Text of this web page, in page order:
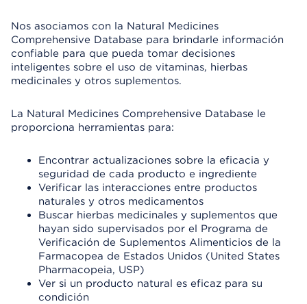
Nos asociamos con la Natural Medicines
Comprehensive Database para brindarle información
confiable para que pueda tomar decisiones
inteligentes sobre el uso de vitaminas, hierbas
medicinales y otros suplementos.
La Natural Medicines Comprehensive Database le
proporciona herramientas para:
Encontrar actualizaciones sobre la eficacia y
seguridad de cada producto e ingrediente
Verificar las interacciones entre productos
naturales y otros medicamentos
Buscar hierbas medicinales y suplementos que
hayan sido supervisados por el Programa de
Verificación de Suplementos Alimenticios de la
Farmacopea de Estados Unidos (United States
Pharmacopeia, USP)
Ver si un producto natural es eficaz para su
condición